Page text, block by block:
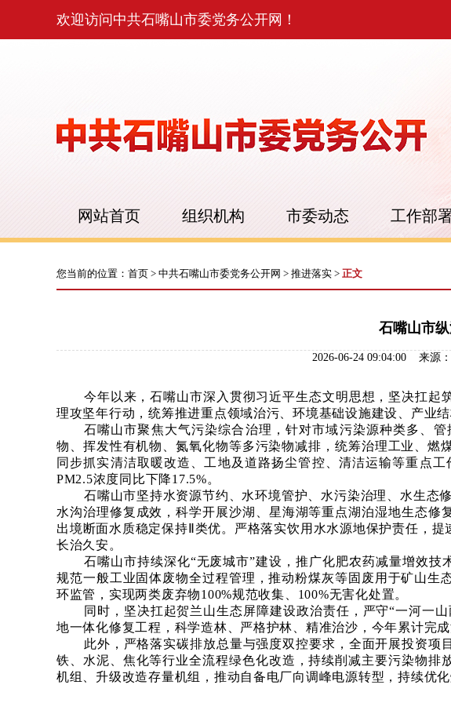
欢迎访问中共石嘴山市委党务公开网！
网站首页 组织机构 市委动态 工作部
您当前的位置： 首页 > 中共石嘴山市委党务公开网 > 推进落实 > 正文
石嘴山市
2026-06-24 09:04:00 来
今年以来，石嘴山市深入贯彻习近平生态文明思想，坚决扛
理攻坚年行动，统筹推进重点领域治污、环境基础设施建设、产业
石嘴山市聚焦大气污染综合治理，针对市域污染源种类多、
物、挥发性有机物、氮氧化物等多污染物减排，统筹治理工业、燃
同步抓实清洁取暖改造、工地及道路扬尘管控、清洁运输等重点
PM2.5浓度同比下降17.5%。
石嘴山市坚持水资源节约、水环境管护、水污染治理、水生态
水沟治理修复成效，科学开展沙湖、星海湖等重点湖泊湿地生态
出境断面水质稳定保持Ⅱ类优。严格落实饮用水水源地保护责任，
长治久安。
石嘴山市持续深化“无废城市”建设，推广化肥农药减量增效技
规范一般工业固体废物全过程管理，推动粉煤灰等固废用于矿山
环监管，实现两类废弃物100%规范收集、100%无害化处置。
同时，坚决扛起贺兰山生态屏障建设政治责任，严守“一河一
地一体化修复工程，科学造林、严格护林、精准治沙，今年累计完
此外，严格落实碳排放总量与强度双控要求，全面开展投资
铁、水泥、焦化等行业全流程绿色化改造，持续削减主要污染物
机组、升级改造存量机组，推动自备电厂向调峰电源转型，持续优